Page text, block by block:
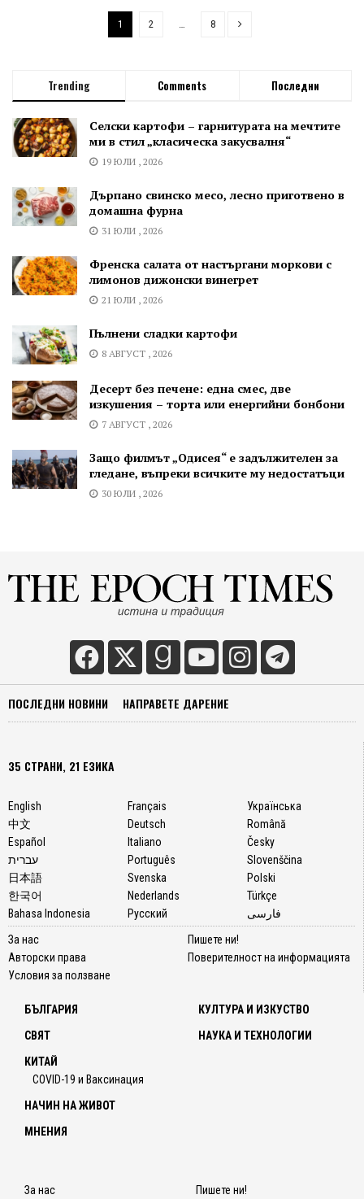
1 2 … 8
Trending Comments Последни
Селски картофи – гарнитурата на мечтите
ми в стил „класическа закусвалня“
19 ЮЛИ , 2026
Дърпано свинско месо, лесно приготвено в
домашна фурна
31 ЮЛИ , 2026
Френска салата от настъргани моркови с
лимонов дижонски винегрет
21 ЮЛИ , 2026
Пълнени сладки картофи
8 АВГУСТ , 2026
Десерт без печене: една смес, две
изкушения – торта или енергийни бонбони
7 АВГУСТ , 2026
Защо филмът „Одисея“ е задължителен за
гледане, въпреки всичките му недостатъци
30 ЮЛИ , 2026
ПОСЛЕДНИ НОВИНИ НАПРАВЕТЕ ДАРЕНИЕ
35 СТРАНИ, 21 ЕЗИКА
English
中文
Español
עברית
日本語
한국어
Bahasa Indonesia
Français
Deutsch
Italiano
Português
Svenska
Nederlands
Русский
Українська
Română
Česky
Slovenščina
Polski
Türkçe
فارسی
За нас
Авторски права
Условия за ползване
Пишете ни!
Поверителност на информацията
БЪЛГАРИЯ
СВЯТ
КИТАЙ
COVID-19 и Ваксинация
КУЛТУРА И ИЗКУСТВО
НАУКА И ТЕХНОЛОГИИ
НАЧИН НА ЖИВОТ
МНЕНИЯ
За нас Пишете ни!